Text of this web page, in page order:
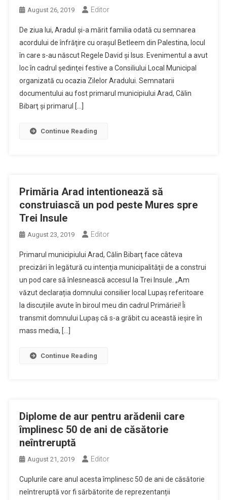
August 26, 2019 Editor
De ziua lui, Aradul şi-a mărit familia odată cu semnarea
acordului de înfrăţire cu oraşul Betleem din Palestina, locul
în care s-au născut Regele David și Isus. Evenimentul a avut
loc în cadrul şedinţei festive a Consiliului Local Municipal
organizată cu ocazia Zilelor Aradului. Semnatarii
documentului au fost primarul municipiului Arad, Călin
Bibarţ şi primarul […]
Continue Reading
Primăria Arad intentionează să
construiască un pod peste Mures spre
Trei Insule
August 23, 2019 Editor
Primarul municipiului Arad, Călin Bibarţ face câteva
precizări în legătură cu intenţia municipalităţii de a construi
un pod care să înlesnească accesul la Trei Insule. „Am
văzut declarația domnului consilier local Lupaș referitoare
la discuțiile avute în biroul meu din cadrul Primăriei! Îi
transmit domnului Lupaș că s-a grăbit cu această ieșire în
mass media, […]
Continue Reading
Diplome de aur pentru arădenii care
împlinesc 50 de ani de căsătorie
neîntreruptă
August 21, 2019 Editor
Cuplurile care anul acesta împlinesc 50 de ani de căsătorie
neîntreruptă vor fi sărbătorite de reprezentanții